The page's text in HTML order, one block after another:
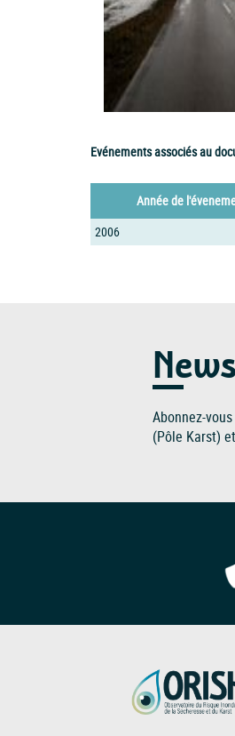
Evénements associés au
Année de
2006
Abonnez-
(Pôle Karst)